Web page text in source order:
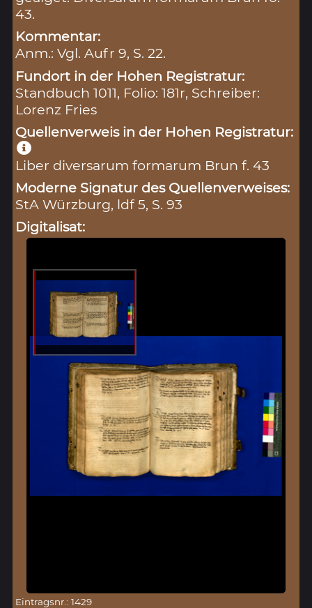
43.
Kommentar:
Anm.: Vgl. Aufr 9, S. 22.
Fundort in der Hohen Registratur:
Standbuch 1011, Folio: 181r, Schreiber:
Lorenz Fries
Quellenverweis in der Hohen Registratur:
Liber diversarum formarum Brun f. 43
Moderne Signatur des Quellenverweises:
StA Würzburg, ldf 5, S. 93
Digitalisat:
Eintragsnr.: 1429